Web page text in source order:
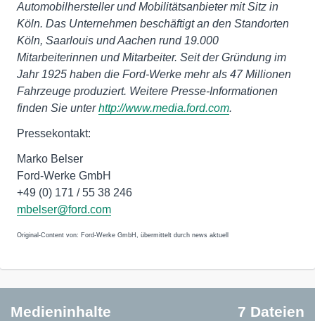
Automobilhersteller und Mobilitätsanbieter mit Sitz in
Köln. Das Unternehmen beschäftigt an den Standorten
Köln, Saarlouis und Aachen rund 19.000
Mitarbeiterinnen und Mitarbeiter. Seit der Gründung im
Jahr 1925 haben die Ford-Werke mehr als 47 Millionen
Fahrzeuge produziert. Weitere Presse-Informationen
finden Sie unterhttp://www.media.ford.com.
Pressekontakt:
Marko Belser
Ford-Werke GmbH
+49 (0) 171 / 55 38 246
mbelser@ford.com
Original-Content von: Ford-Werke GmbH, übermittelt durch news aktuell
Medieninhalte 7 Dateien